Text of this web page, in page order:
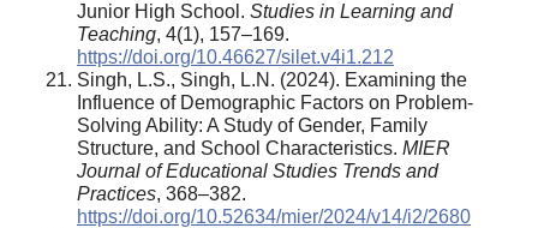
Junior High School. Studies in Learning and
Teaching, 4(1), 157–169.
https://doi.org/10.46627/silet.v4i1.212
Singh, L.S., Singh, L.N. (2024). Examining the
Influence of Demographic Factors on Problem-
Solving Ability: A Study of Gender, Family
Structure, and School Characteristics. MIER
Journal of Educational Studies Trends and
Practices, 368–382.
https://doi.org/10.52634/mier/2024/v14/i2/2680